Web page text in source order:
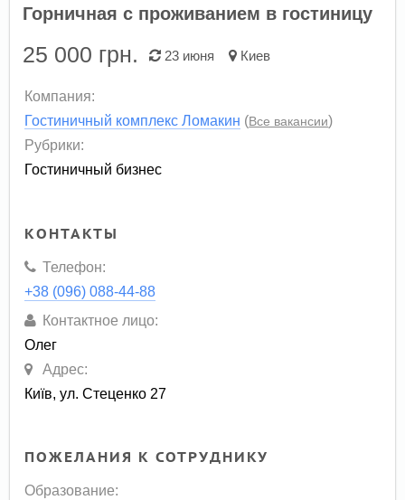
Горничная с проживанием в гостиницу
25 000 грн. 23 июня Киев
Компания:
Гостиничный комплекс Ломакин (Все вакансии)
Рубрики:
Гостиничный бизнес
КОНТАКТЫ
Телефон:
+38 (096) 088-44-88
Контактное лицо:
Олег
Адрес:
Київ, ул. Стеценко 27
ПОЖЕЛАНИЯ К СОТРУДНИКУ
Образование: